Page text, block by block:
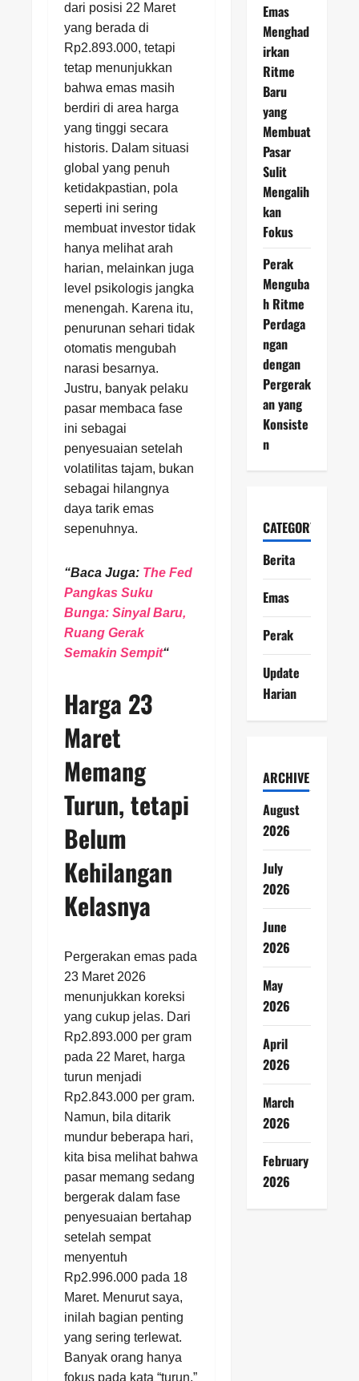
dari posisi 22 Maret
yang berada di
Rp2.893.000, tetapi
tetap menunjukkan
bahwa emas masih
berdiri di area harga
yang tinggi secara
historis. Dalam situasi
global yang penuh
ketidakpastian, pola
seperti ini sering
membuat investor tidak
hanya melihat arah
harian, melainkan juga
level psikologis jangka
menengah. Karena itu,
penurunan sehari tidak
otomatis mengubah
narasi besarnya.
Justru, banyak pelaku
pasar membaca fase
ini sebagai
penyesuaian setelah
volatilitas tajam, bukan
sebagai hilangnya
daya tarik emas
sepenuhnya.
“Baca Juga: The Fed
Pangkas Suku
Bunga: Sinyal Baru,
Ruang Gerak
Semakin Sempit“
Harga 23
Maret
Memang
Turun, tetapi
Belum
Kehilangan
Kelasnya
Pergerakan emas pada
23 Maret 2026
menunjukkan koreksi
yang cukup jelas. Dari
Rp2.893.000 per gram
pada 22 Maret, harga
turun menjadi
Rp2.843.000 per gram.
Namun, bila ditarik
mundur beberapa hari,
kita bisa melihat bahwa
pasar memang sedang
bergerak dalam fase
penyesuaian bertahap
setelah sempat
menyentuh
Rp2.996.000 pada 18
Maret. Menurut saya,
inilah bagian penting
yang sering terlewat.
Banyak orang hanya
fokus pada kata “turun,”
Emas
Menghad
irkan
Ritme
Baru
yang
Membuat
Pasar
Sulit
Mengalih
kan
Fokus
Perak
Menguba
h Ritme
Perdaga
ngan
dengan
Pergerak
an yang
Konsiste
n
CATEGORY
Berita
Emas
Perak
Update
Harian
ARCHIVE
August
2026
July
2026
June
2026
May
2026
April
2026
March
2026
February
2026